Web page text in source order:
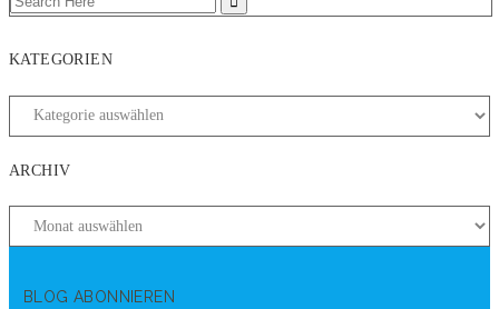
KATEGORIEN
ARCHIV
BLOG ABONNIEREN